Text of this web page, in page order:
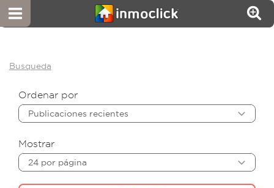
Busqueda
Ordenar por
Publicaciones recientes
Mostrar
24 por página